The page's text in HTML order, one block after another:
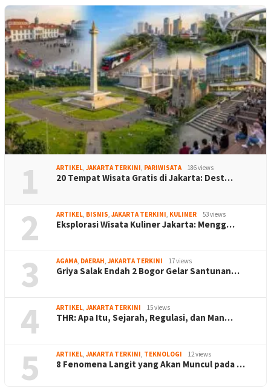
1 ARTIKEL, JAKARTA TERKINI, PARIWISATA 186 views
20 Tempat Wisata Gratis di Jakarta: Dest…
2 ARTIKEL, BISNIS, JAKARTA TERKINI, KULINER 53 views
Eksplorasi Wisata Kuliner Jakarta: Mengg…
3 AGAMA, DAERAH, JAKARTA TERKINI 17 views
Griya Salak Endah 2 Bogor Gelar Santunan…
4 ARTIKEL, JAKARTA TERKINI 15 views
THR: Apa Itu, Sejarah, Regulasi, dan Man…
5 ARTIKEL, JAKARTA TERKINI, TEKNOLOGI 12 views
8 Fenomena Langit yang Akan Muncul pada …